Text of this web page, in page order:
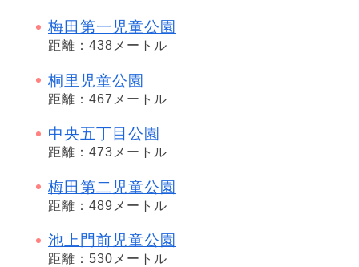
梅田第一児童公園
距離：438メートル
桐里児童公園
距離：467メートル
中央五丁目公園
距離：473メートル
梅田第二児童公園
距離：489メートル
池上門前児童公園
距離：530メートル